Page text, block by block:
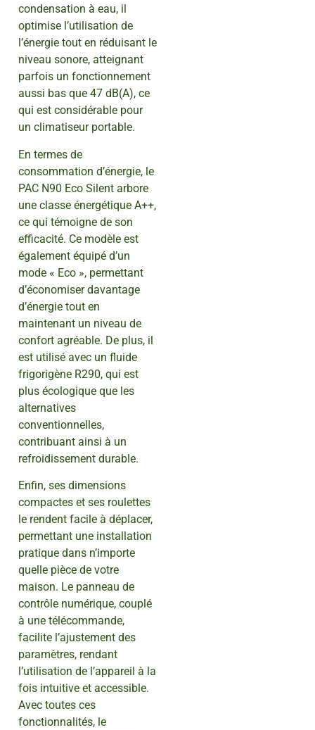
condensation à eau, il
optimise l’utilisation de
l’énergie tout en réduisant le
niveau sonore, atteignant
parfois un fonctionnement
aussi bas que 47 dB(A), ce
qui est considérable pour
un climatiseur portable.
En termes de
consommation d’énergie, le
PAC N90 Eco Silent arbore
une classe énergétique A++,
ce qui témoigne de son
efficacité. Ce modèle est
également équipé d’un
mode « Eco », permettant
d’économiser davantage
d’énergie tout en
maintenant un niveau de
confort agréable. De plus, il
est utilisé avec un fluide
frigorigène R290, qui est
plus écologique que les
alternatives
conventionnelles,
contribuant ainsi à un
refroidissement durable.
Enfin, ses dimensions
compactes et ses roulettes
le rendent facile à déplacer,
permettant une installation
pratique dans n’importe
quelle pièce de votre
maison. Le panneau de
contrôle numérique, couplé
à une télécommande,
facilite l’ajustement des
paramètres, rendant
l’utilisation de l’appareil à la
fois intuitive et accessible.
Avec toutes ces
fonctionnalités, le